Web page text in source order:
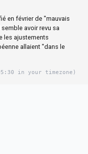
en février de "mauvais
avoir revu sa
les ajustements
allaient "dans le
in your timezone)